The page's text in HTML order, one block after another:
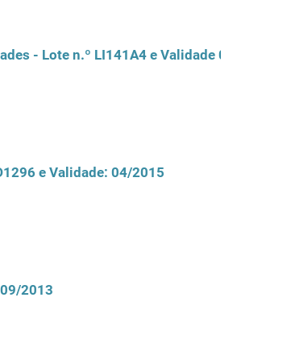
- Lote n.º LI141A4 e Validade 09/2012
e Validade: 04/2015
2013